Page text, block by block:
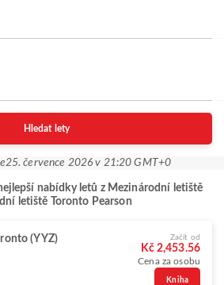
Hledat lety
25. července 2026 v 21:20 GMT+0
nabídky letů z Mezinárodní letiště
letiště Toronto Pearson
(YYZ) Začít od
Kč 2,453.56
Cena za osobu
Kniha